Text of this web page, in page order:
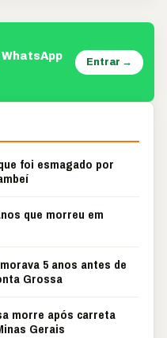
Entrar →
foi esmagado por
que morreu em
5 anos antes de
Grossa
morre após carreta
Gerais